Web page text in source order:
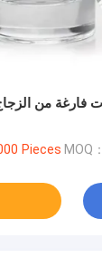
فارغة من
MOQ